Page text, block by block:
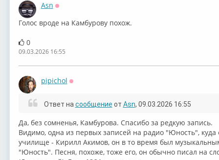
Asn
Голос вроде на Камбурову похож.
0
09.03.2026 16:55
pipichol
Ответ на сообщение от Asn, 09.03.2026 16:55
Да, без сомненья, Камбурова. Спасибо за редкую запись.
Видимо, одна из первых записей на радио "Юность",
училище - Кирилл Акимов, он в то время был
"Юность". Песня, похоже, тоже его, он обычно писал на